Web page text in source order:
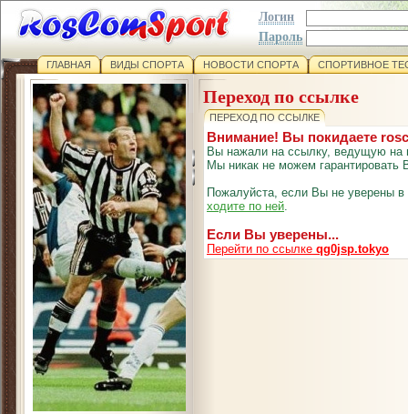
Логин
Пароль
ГЛАВНАЯ ВИДЫ СПОРТА НОВОСТИ СПОРТА СПОРТИВНОЕ
Переход по ссылке
ПЕРЕХОД ПО ССЫЛКЕ
Внимание! Вы покидаете
Вы нажали на ссылку, ведущую на
Мы никак не можем гарантировать
Пожалуйста, если Вы не уверены
ходите по ней.
Если Вы уверены...
Перейти по ссылке qg0jsp.tokyo